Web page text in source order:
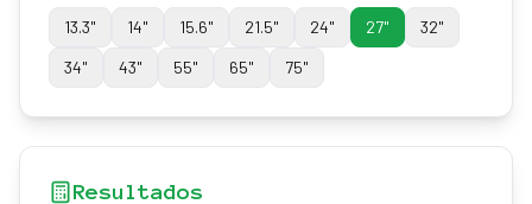
13.3" 14" 15.6" 21.5" 24" 27" 32"
34" 43" 55" 65" 75"
Resultados